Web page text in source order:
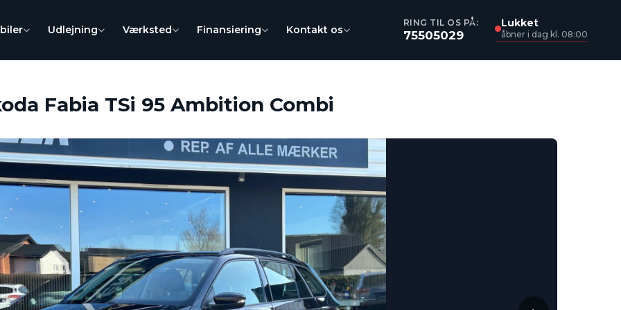
Udlejning Værksted Finansiering Kontakt os
RING TIL OS PÅ:
75505029
Lukket
åbner i dag kl. 08:00
Fabia TSi 95 Ambition Combi